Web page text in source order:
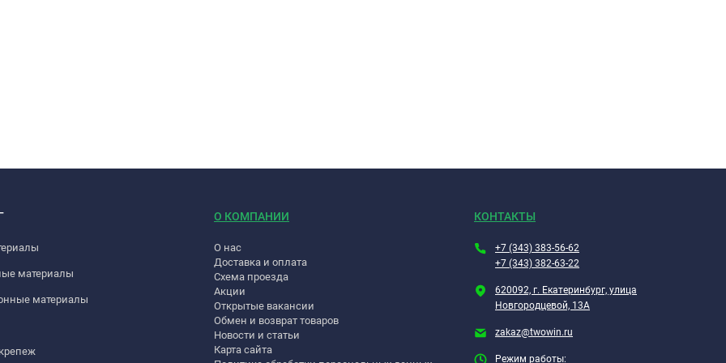
материалы
материалы
О КОМПАНИИ
О нас
Доставка и оплата
Схема проезда
Акции
Открытые вакансии
Обмен и возврат товаров
Новости и статьи
Карта сайта
КОНТАКТЫ
+7 (343) 383-56-62
+7 (343) 382-63-22
620092, г. Екатеринбург, улица
Новгородцевой, 13А
zakaz@twowin.ru
Режим работы: